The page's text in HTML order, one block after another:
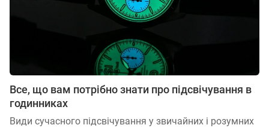
Все, що вам потрібно знати про підсвічування в
годинниках
Види сучасного підсвічування у звичайних і розумних